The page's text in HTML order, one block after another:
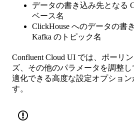
データの書き込み先となる
ベース名
ClickHouse へのデータの書
Kafka のトピック名
Confluent Cloud UI では、ポーリ
ズ、その他のパラメータを調整
適化できる高度な設定オプション
す。